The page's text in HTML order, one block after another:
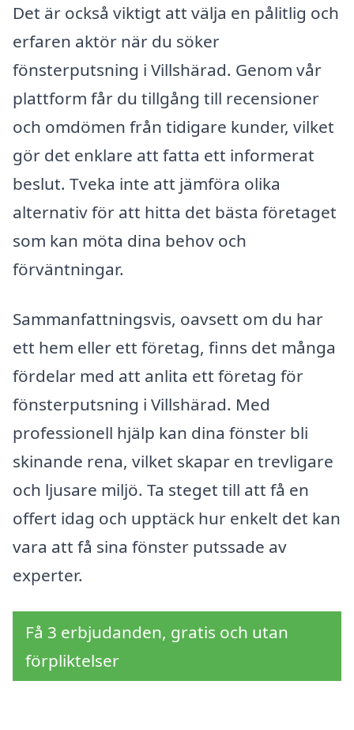
Det är också viktigt att välja en pålitlig och
erfaren aktör när du söker
fönsterputsning i Villshärad. Genom vår
plattform får du tillgång till recensioner
och omdömen från tidigare kunder, vilket
gör det enklare att fatta ett informerat
beslut. Tveka inte att jämföra olika
alternativ för att hitta det bästa företaget
som kan möta dina behov och
förväntningar.
Sammanfattningsvis, oavsett om du har
ett hem eller ett företag, finns det många
fördelar med att anlita ett företag för
fönsterputsning i Villshärad. Med
professionell hjälp kan dina fönster bli
skinande rena, vilket skapar en trevligare
och ljusare miljö. Ta steget till att få en
offert idag och upptäck hur enkelt det kan
vara att få sina fönster putssade av
experter.
Få 3 erbjudanden, gratis och utan
förpliktelser